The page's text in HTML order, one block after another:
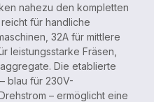
nahezu den kompletten
für handliche
32A für mittlere
leistungsstarke Fräsen,
Die etablierte
blau für 230V-
– ermöglicht eine